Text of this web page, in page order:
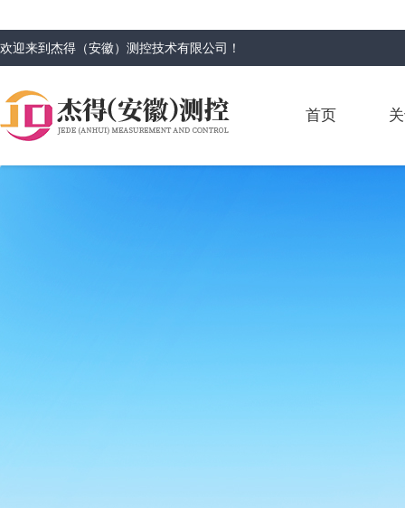
欢迎来到杰得（安徽）测控技术有限公司 ！
首页